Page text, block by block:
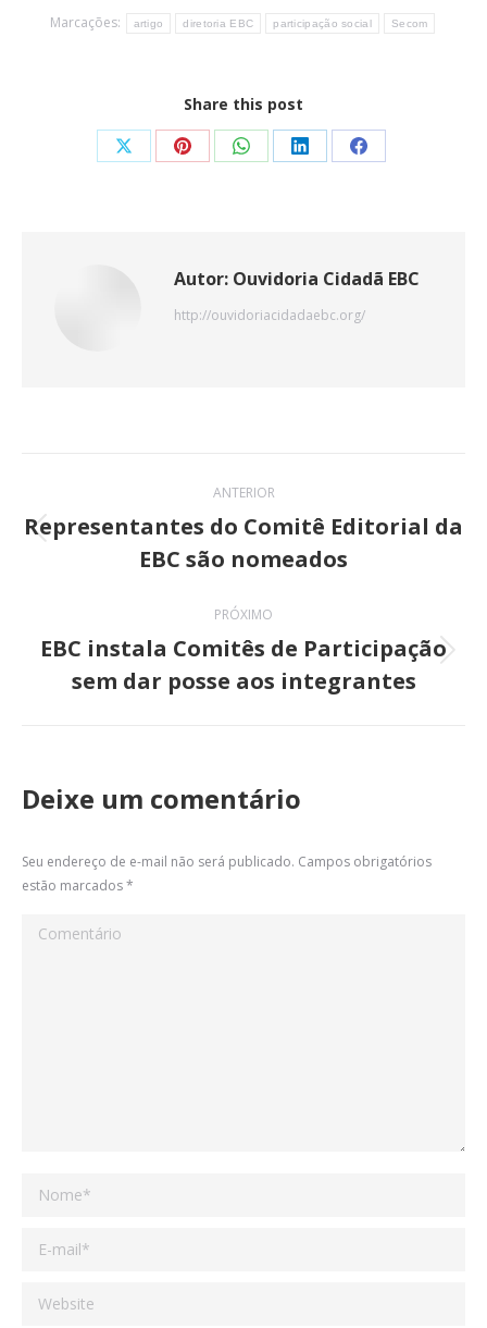
Marcações:
artigo diretoria EBC participação social Secom
Share this post
Share Share Share Share Share
Autor: Ouvidoria Cidadã EBC
http://ouvidoriacidadaebc.org/
Navegação
de
ANTERIOR
Post
anterior:
Representantes do Comitê Editorial da
EBC são nomeados
PRÓXIMO
Próximo
post:
EBC instala Comitês de Participação
sem dar posse aos integrantes
Deixe um comentário
Seu endereço de e-mail não será publicado. Campos obrigatórios
estão marcados*
Comentário
Nome *
E-mail *
Website